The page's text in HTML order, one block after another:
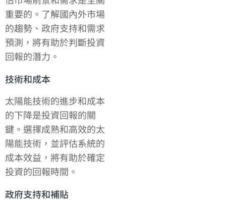
重要的。了解國內外市場
的趨勢、政府支持和需求
預測，將有助於判斷投資
回報的潛力。
技術和成本
太陽能技術的進步和成本
的下降是投資回報的關
鍵。選擇成熟和高效的太
陽能技術，並評估系統的
成本效益，將有助於確定
投資的回報時間。
政府支持和補貼